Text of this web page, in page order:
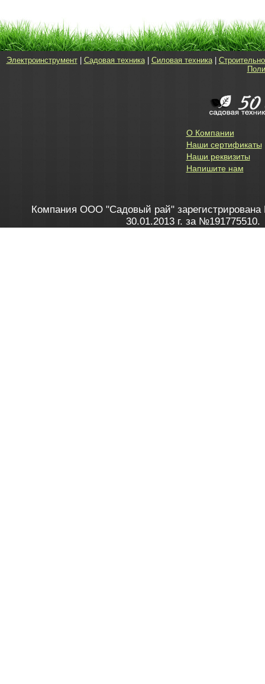
Электроинструмент| Садовая техника| Силовая техника|
О Компании
Наши сертификаты
Наши реквизиты
Напишите нам
Компания ООО "Садовый рай" зарегистрирована
30.01.2013 г. за №191775510.